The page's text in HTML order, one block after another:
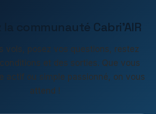
la communauté Cabri'AIR
vols, posez vos questions, restez
et des sorties. Que vous
actif ou simple passionné, on vous
attend !